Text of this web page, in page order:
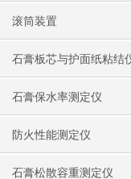
滚筒装置
石膏板芯与护面纸粘结
石膏保水率测定仪
防火性能测定仪
石膏松散容重测定仪